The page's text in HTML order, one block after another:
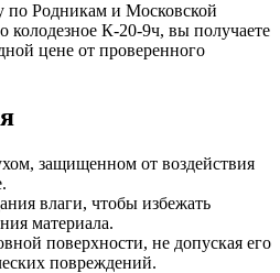
по Родникам и Московской
колодезное К-20-9ч, вы получаете
цене от проверенного
защищенном от воздействия
влаги, чтобы избежать
материала.
поверхности, не допуская его
повреждений.